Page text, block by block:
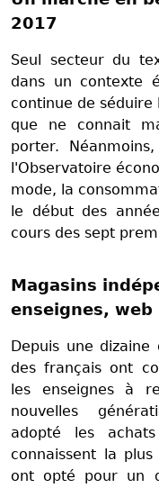
2017
Seul secteur du
dans un contexte
continue de
que ne connait
porter.
l'Observatoire
mode, la
le début des
cours des sept
Magasins
enseignes, web
Depuis une dizaine
des français ont
les enseignes à
nouvelles
adopté les
connaissent la
ont opté pour un